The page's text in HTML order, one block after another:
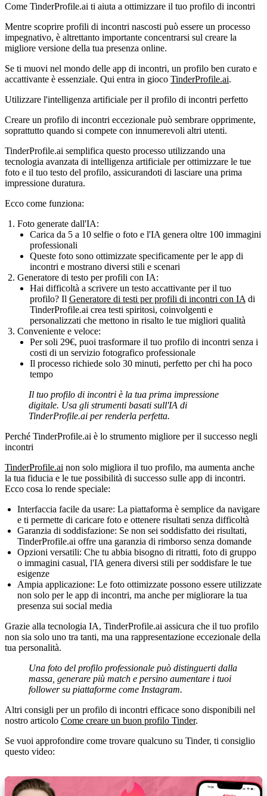
Come TinderProfile.ai ti aiuta a ottimizzare il tuo profilo di incontri
Mentre scoprire profili di incontri nascosti può essere un processo
impegnativo, è altrettanto importante concentrarsi sul creare la
migliore versione della tua presenza online.
Se ti muovi nel mondo delle app di incontri, un profilo ben curato e
accattivante è essenziale. Qui entra in gioco TinderProfile.ai.
Utilizzare l'intelligenza artificiale per il profilo di incontri perfetto
Creare un profilo di incontri eccezionale può sembrare opprimente,
soprattutto quando si compete con innumerevoli altri utenti.
TinderProfile.ai semplifica questo processo utilizzando una
tecnologia avanzata di intelligenza artificiale per ottimizzare le tue
foto e il tuo testo del profilo, assicurandoti di lasciare una prima
impressione duratura.
Ecco come funziona:
Foto generate dall'IA:
Carica da 5 a 10 selfie o foto e l'IA genera oltre 100 immagini
professionali
Queste foto sono ottimizzate specificamente per le app di
incontri e mostrano diversi stili e scenari
Generatore di testo per profili con IA:
Hai difficoltà a scrivere un testo accattivante per il tuo
profilo? Il Generatore di testi per profili di incontri con IA di
TinderProfile.ai crea testi spiritosi, coinvolgenti e
personalizzati che mettono in risalto le tue migliori qualità
Conveniente e veloce:
Per soli 29€, puoi trasformare il tuo profilo di incontri senza i
costi di un servizio fotografico professionale
Il processo richiede solo 30 minuti, perfetto per chi ha poco
tempo
Il tuo profilo di incontri è la tua prima impressione
digitale. Usa gli strumenti basati sull'IA di
TinderProfile.ai per renderla perfetta.
Perché TinderProfile.ai è lo strumento migliore per il successo negli
incontri
TinderProfile.ai non solo migliora il tuo profilo, ma aumenta anche
la tua fiducia e le tue possibilità di successo sulle app di incontri.
Ecco cosa lo rende speciale:
Interfaccia facile da usare: La piattaforma è semplice da navigare
e ti permette di caricare foto e ottenere risultati senza difficoltà
Garanzia di soddisfazione: Se non sei soddisfatto dei risultati,
TinderProfile.ai offre una garanzia di rimborso senza domande
Opzioni versatili: Che tu abbia bisogno di ritratti, foto di gruppo
o immagini casual, l'IA genera diversi stili per soddisfare le tue
esigenze
Ampia applicazione: Le foto ottimizzate possono essere utilizzate
non solo per le app di incontri, ma anche per migliorare la tua
presenza sui social media
Grazie alla tecnologia IA, TinderProfile.ai assicura che il tuo profilo
non sia solo uno tra tanti, ma una rappresentazione eccezionale della
tua personalità.
Una foto del profilo professionale può distinguerti dalla
massa, generare più match e persino aumentare i tuoi
follower su piattaforme come Instagram.
Altri consigli per un profilo di incontri efficace sono disponibili nel
nostro articolo Come creare un buon profilo Tinder.
Se vuoi approfondire come trovare qualcuno su Tinder, ti consiglio
questo video: